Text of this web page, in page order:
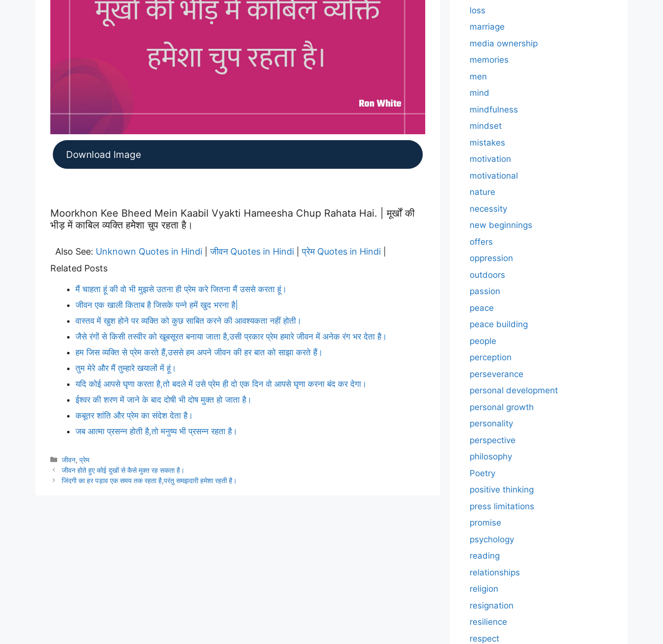
Download Image
Moorkhon Kee Bheed Mein Kaabil Vyakti Hameesha Chup Rahata Hai. | मूर्खों की
भीड़ में काबिल व्यक्ति हमेेशा चुप रहता है।
Also See: Unknown Quotes in Hindi |जीवन Quotes in Hindi |प्रेम Quotes in Hindi
Related Posts
मैं चाहता हूं की वो भी मुझसे उतना ही प्रेम करे जितना मैं उससे करता हूं।
जीवन एक खाली किताब है जिसके पन्ने हमें खुद भरना है|
वास्तव में खुश होने पर व्यक्ति को कुछ साबित करने की आवश्यकता नहीं होती।
जैसे रंगों से किसी तस्वीर को खूबसूरत बनाया जाता है,उसी प्रकार प्रेम हमारे जीवन में अनेक रंग भर देता है।
हम जिस व्यक्ति से प्रेम करते हैं,उससे हम अपने जीवन की हर बात को साझा करते हैं।
तुम मेरे और मैं तुम्हारे खयालों में हूं।
यदि कोई आपसे घृणा करता है,तो बदले में उसे प्रेम ही दो एक दिन वो आपसे घृणा करना बंद कर देगा।
ईश्वर की शरण में जाने के बाद दोषी भी दोष मुक्त हो जाता है।
कबूतर शांति और प्रेम का संदेश देता है।
जब आत्मा प्रसन्न होती है,तो मनुष्य भी प्रसन्न रहता है।
Categories
जीवन,प्रेम
जीवन होते हुए कोई दुखों से कैसे मुक्त रह सकता है।
जिंदगी का हर पड़ाव एक समय तक रहता है,परंतु समझदारी हमेशा रहती है।
loss
marriage
media ownership
memories
men
mind
mindfulness
mindset
mistakes
motivation
motivational
nature
necessity
new beginnings
offers
oppression
outdoors
passion
peace
peace building
people
perception
perseverance
personal development
personal growth
personality
perspective
philosophy
Poetry
positive thinking
press limitations
promise
psychology
reading
relationships
religion
resignation
resilience
respect